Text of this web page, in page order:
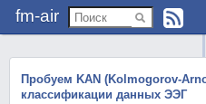
fm-air
Пробуем KAN (Kolmogorov-
классификации данных ЭЭГ